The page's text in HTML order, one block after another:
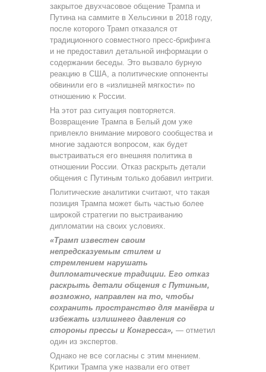
закрытое двухчасовое общение Трампа и
Путина на саммите в Хельсинки в 2018 году,
после которого Трамп отказался от
традиционного совместного пресс-брифинга
и не предоставил детальной информации о
содержании беседы. Это вызвало бурную
реакцию в США, а политические оппоненты
обвинили его в «излишней мягкости» по
отношению к России.
На этот раз ситуация повторяется.
Возвращение Трампа в Белый дом уже
привлекло внимание мирового сообщества и
многие задаются вопросом, как будет
выстраиваться его внешняя политика в
отношении России. Отказ раскрыть детали
общения с Путиным только добавил интриги.
Политические аналитики считают, что такая
позиция Трампа может быть частью более
широкой стратегии по выстраиванию
дипломатии на своих условиях.
«Трамп известен своим
непредсказуемым стилем и
стремлением нарушать
дипломатические традиции. Его отказ
раскрыть детали общения с Путиным,
возможно, направлен на то, чтобы
сохранить пространство для манёвра и
избежать излишнего давления со
стороны прессы и Конгресса», — отметил
один из экспертов.
Однако не все согласны с этим мнением.
Критики Трампа уже назвали его ответ